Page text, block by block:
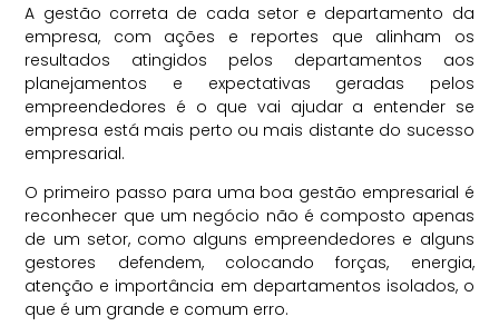
A gestão correta de cada setor e departamento da
empresa, com ações e reportes que alinham os
resultados atingidos pelos departamentos aos
planejamentos e expectativas geradas pelos
empreendedores é o que vai ajudar a entender se
empresa está mais perto ou mais distante do sucesso
empresarial.
O primeiro passo para uma boa gestão empresarial é
reconhecer que um negócio não é composto apenas
de um setor, como alguns empreendedores e alguns
gestores defendem, colocando forças, energia,
atenção e importância em departamentos isolados, o
que é um grande e comum erro.